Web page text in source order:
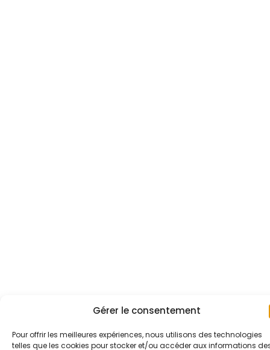
Gérer le consentement
Pour offrir les meilleures expériences, nous utilisons des technologies
telles que les cookies pour stocker et/ou accéder aux informations